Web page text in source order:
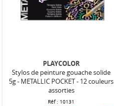
PLAYCOLOR
Stylos de peinture gouache solide
5g - METALLIC POCKET - 12 couleurs
assorties
Réf : 10131